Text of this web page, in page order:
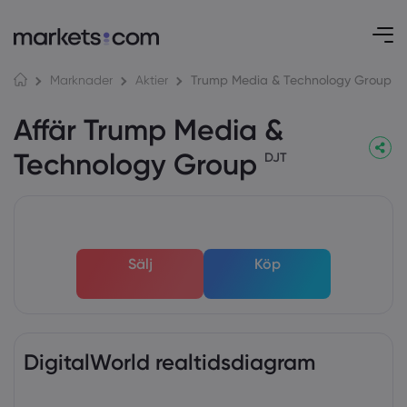
Marknader Aktier Trump Media & Technology Group
Affär Trump Media &
Technology Group DJT
Sälj Köp
DigitalWorld realtidsdiagram